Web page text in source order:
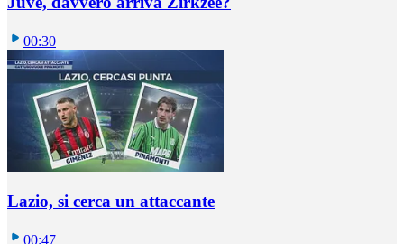
00:30
Lazio, si cerca un attaccante
00:47